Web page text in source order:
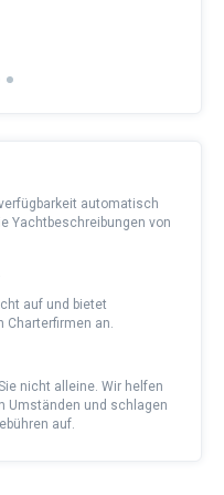
automatisch
Yachtbeschreibungen von
auf und bietet
Charterfirmen an.
nicht alleine. Wir helfen
Umständen und schlagen
auf.